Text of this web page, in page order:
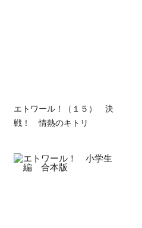
エトワール！（１５） 決
戦！ 情熱のキトリ